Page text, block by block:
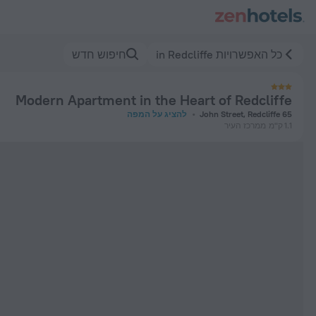
כל האפשרויות in Redcliffe חיפוש חדש
Modern Apartment in the Heart of Redcliffe
65 John Street, Redcliffe
להציג על המפה
1.1 ק"מ
ממרכז העיר
Modern Apartment in the Heart of Redcliffe in Redcliffe — הזמינו עכשיו ב-ZenHotels.com